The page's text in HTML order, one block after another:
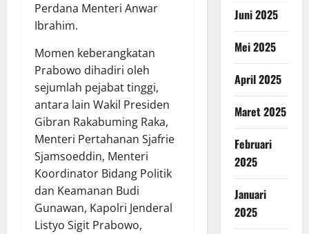
Perdana Menteri Anwar
Ibrahim.
Momen keberangkatan
Prabowo dihadiri oleh
sejumlah pejabat tinggi,
antara lain Wakil Presiden
Gibran Rakabuming Raka,
Menteri Pertahanan Sjafrie
Sjamsoeddin, Menteri
Koordinator Bidang Politik
dan Keamanan Budi
Gunawan, Kapolri Jenderal
Listyo Sigit Prabowo,
Juni 2025
Mei 2025
April 2025
Maret 2025
Februari
2025
Januari
2025